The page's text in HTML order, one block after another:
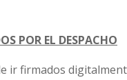
POR EL DESPACHO
ir firmados